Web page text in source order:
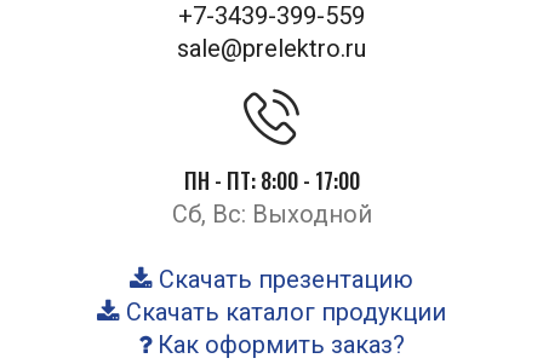
+7-3439-399-559
sale@prelektro.ru
ПН - ПТ: 8:00 - 17:00
Сб, Вс: Выходной
Скачать презентацию
Скачать каталог продукции
Как оформить заказ?